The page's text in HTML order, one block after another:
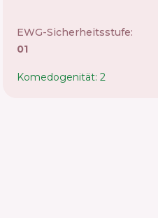
EWG-Sicherheitsstufe:
01
Komedogenität: 2